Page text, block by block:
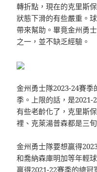
轉折點，現在的克里斯
狀態下滑的有些嚴重。
帶來幫助。畢竟金州勇
之一，並不缺乏經驗。
金州勇士隊2023-24賽
季。上限的話，是2021-
有些老齡化了，克里斯
裡、克萊湯普森都是三
金州勇士隊要想贏得
和喬納森庫明加等年輕
贏得2021-22賽季的總冠